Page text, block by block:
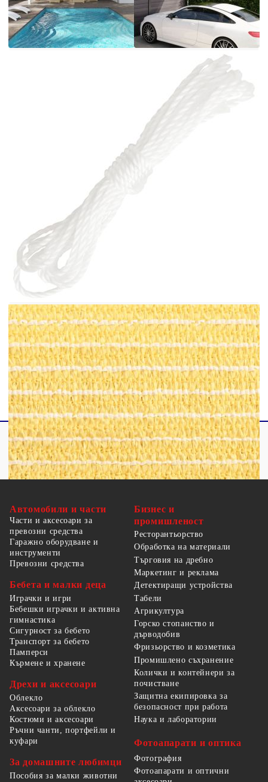
във всякакви външни пространства като
градината, терасата, детската площадка или
балкона. Слънчевото платно, изработено от
100% HDPE (полиетилен с висока плътност), ви
достатъчно въздух и е водопропускливо. HDPE
е специално обработен, така че е устойчив на
мухъл и UV лъчи. Сенникът е лесен за
сглобяване с винтове от неръждаема стомана
във всеки ъгъл и включените въжета. Добре е да
знаете: Този продукт изисква съвместими куки
(не са включени) за правилна употреба. За да
осигурите правилното прилягане, моля, вземете
предвид комбинираната дължина на куки и
продукта при покупка.
Материал: HDPE (полиетилен с висока
плътност)
Размери: 2,5 x 2,5 м (Д x Ш)
Форма: Квадратна
Приблизително 90% UV защита
Пропуска вятър и дъжд
Устойчив на мухъл и UV, дишащ HDPE
Закопчалки от неръждаема стомана на
всеки ъгъл
Включени 4 х 1,5 м PE въжета
Автомобили и части
Части и аксесоари за
превозни средства
Гаражно оборудване и
инструменти
Превозни средства
Бебета и малки деца
Играчки и игри
Бебешки играчки и активна
гимнастика
Сигурност за бебето
Транспорт за бебето
Памперси
Кърмене и хранене
Дрехи и аксесоари
Облекло
Аксесоари за облекло
Костюми и аксесоари
Ръчни чанти, портфейли и
куфари
За домашните любимци
Пособия за малки животни
Бизнес и
промишленост
Ресторантьорство
Обработка на материали
Търговия на дребно
Маркетинг и реклама
Детектиращи устройства
Табели
Агрикултура
Горско стопанство и
дърводобив
Фризьорство и козметика
Промишлено съхранение
Колички и контейнери за
почистване
Защитна екипировка за
безопасност при работа
Наука и лаборатории
Фотоапарати и оптика
Фотография
Фотоапарати и оптични